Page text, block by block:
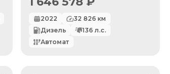
2022 32 826км
Дизель
136л.с.
Автомат